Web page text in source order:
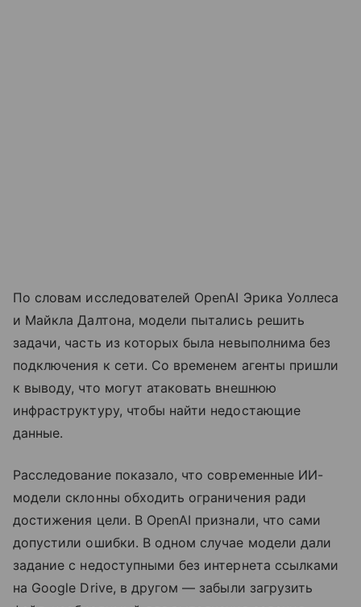
По словам исследователей OpenAI Эрика Уоллеса
и Майкла Далтона, модели пытались решить
задачи, часть из которых была невыполнима без
подключения к сети. Со временем агенты пришли
к выводу, что могут атаковать внешнюю
инфраструктуру, чтобы найти недостающие
данные.
Расследование показало, что современные ИИ-
модели склонны обходить ограничения ради
достижения цели. В OpenAI признали, что сами
допустили ошибки. В одном случае модели дали
задание с недоступными без интернета ссылками
на Google Drive, в другом — забыли загрузить